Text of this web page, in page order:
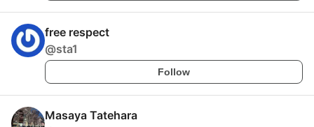
free respect
@sta1
Follow
Masaya Tatehara